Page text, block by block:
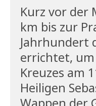
Kurz vor der
km bis zur
Jahrhundert
errichtet, um
Kreuzes am
Heiligen